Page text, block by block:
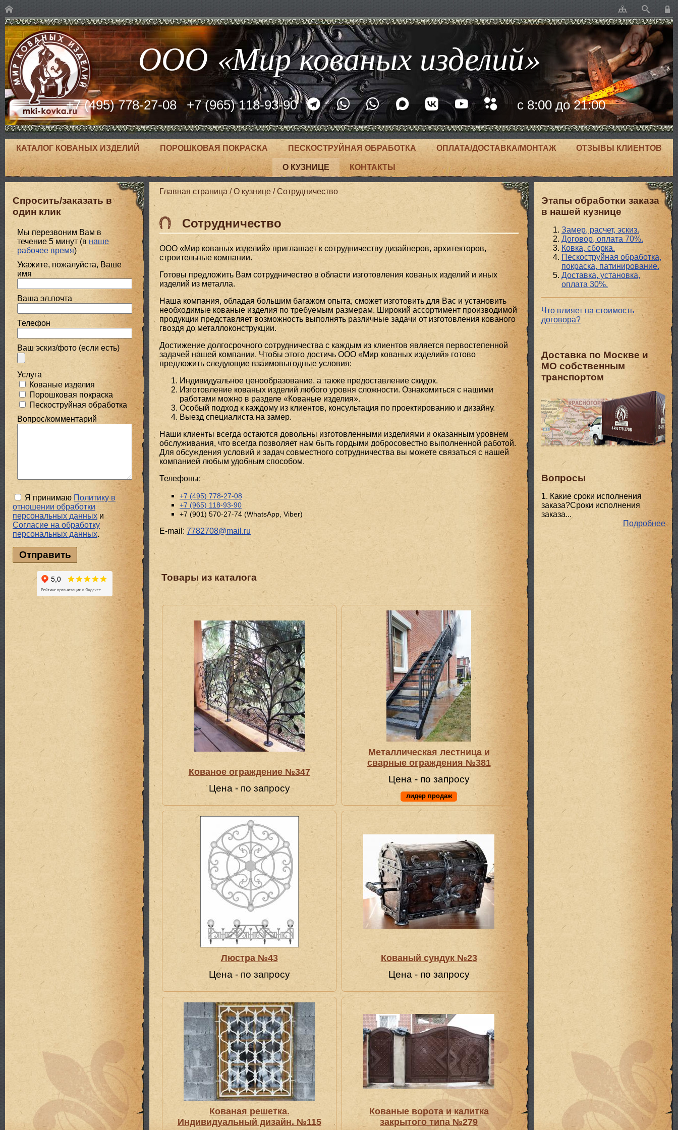
ООО «Мир кованых изделий»
+7 (495) 778-27-08 +7 (965) 118-93-90 с 8:00 до 21:00
КАТАЛОГ КОВАНЫХ ИЗДЕЛИЙ ПОРОШКОВАЯ ПОКРАСКА ПЕСКОСТРУЙНАЯ ОБРАБОТКА ОПЛАТА/ДОСТАВКА/МОНТАЖ ОТЗЫВЫ КЛИЕНТОВ
О КУЗНИЦЕ КОНТАКТЫ
Главная страница /О кузнице /Сотрудничество
Сотрудничество
ООО «Мир кованых изделий» приглашает к сотрудничеству дизайнеров, архитекторов,
строительные компании.
Готовы предложить Вам сотрудничество в области изготовления кованых изделий и иных
изделий из металла.
Наша компания, обладая большим багажом опыта, сможет изготовить для Вас и установить
необходимые кованые изделия по требуемым размерам. Широкий ассортимент производимой
продукции представляет возможность выполнять различные задачи от изготовления кованого
гвоздя до металлоконструкции.
Достижение долгосрочного сотрудничества с каждым из клиентов является первостепенной
задачей нашей компании. Чтобы этого достичь ООО «Мир кованых изделий» готово
предложить следующие взаимовыгодные условия:
Индивидуальное ценообразование, а также предоставление скидок.
Изготовление кованых изделий любого уровня сложности. Ознакомиться с нашими
работами можно в разделе «Кованые изделия».
Особый подход к каждому из клиентов, консультация по проектированию и дизайну.
Выезд специалиста на замер.
Наши клиенты всегда остаются довольны изготовленными изделиями и оказанным уровнем
обслуживания, что всегда позволяет нам быть гордыми добросовестно выполненной работой.
Для обсуждения условий и задач совместного сотрудничества вы можете связаться с нашей
компанией любым удобным способом.
Телефоны:
+7 (495) 778-27-08
+7 (965) 118-93-90
+7 (901) 570-27-74 (WhatsApp, Viber)
E-mail: 7782708@mail.ru
Товары из каталога
Кованое ограждение №347
Цена - по запросу
Металлическая лестница и
сварные ограждения №381
Цена - по запросу
лидер продаж
Люстра №43
Цена - по запросу
Кованый сундук №23
Цена - по запросу
Кованая решетка.
Индивидуальный дизайн. №115
Кованые ворота и калитка
закрытого типа №279
Спросить/заказать в
один клик
Мы перезвоним Вам в
течение 5 минут (в наше
рабочее время)
Укажите, пожалуйста, Ваше
имя
Ваша эл.почта
Телефон
Ваш эскиз/фото (если есть)
Услуга
Кованые изделия
Порошковая покраска
Пескоструйная обработка
Вопрос/комментарий
Я принимаю Политику в
отношении обработки
персональных данных и
Cогласие на обработку
персональных данных.
Этапы обработки заказа
в нашей кузнице
Замер, расчет, эскиз.
Договор, оплата 70%.
Ковка, сборка.
Пескоструйная обработка,
покраска, патинирование.
Доставка, установка,
оплата 30%.
Что влияет на стоимость
договора?
Доставка по Москве и
МО собственным
транспортом
Вопросы
1. Какие сроки исполнения
заказа?Сроки исполнения
заказа...
Подробнее